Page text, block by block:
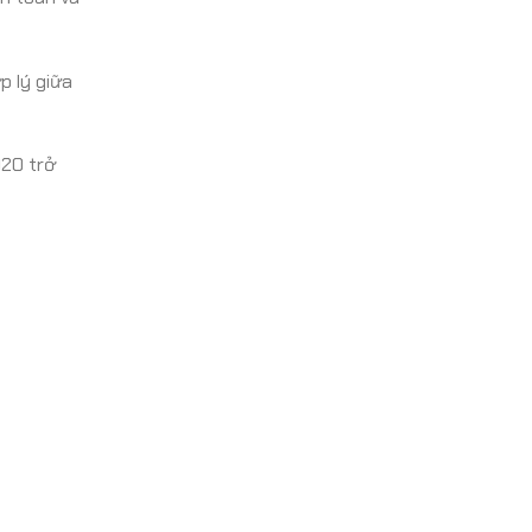
lý giữa
trở